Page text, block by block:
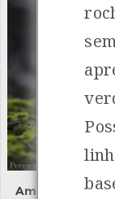
Amanita-mata-